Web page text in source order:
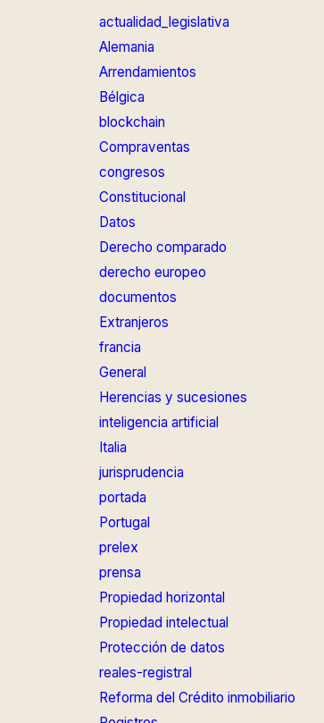
actualidad_legislativa
Alemania
Arrendamientos
Bélgica
blockchain
Compraventas
congresos
Constitucional
Datos
Derecho comparado
derecho europeo
documentos
Extranjeros
francia
General
Herencias y sucesiones
inteligencia artificial
Italia
jurisprudencia
portada
Portugal
prelex
prensa
Propiedad horizontal
Propiedad intelectual
Protección de datos
reales-registral
Reforma del Crédito inmobiliario